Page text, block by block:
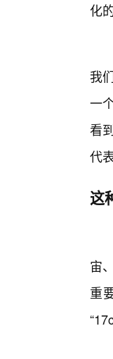
化
我
一
看
代
这
宙
重